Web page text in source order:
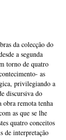
da colecção do
a segunda
torno de quatro
as
privilegiando a
discursiva do
obra remota tenha
as que se lhe
quatro conceitos
de interpretação